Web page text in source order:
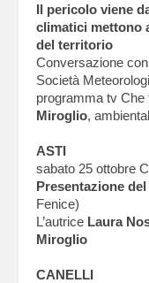
Il pericolo viene
climatici mettono
del territorio
Conversazione con
Società
programma tv
Miroglio,
ASTI
sabato 25 ottobre
Presentazione
Fenice)
L’autrice Laura
Miroglio
CANELLI